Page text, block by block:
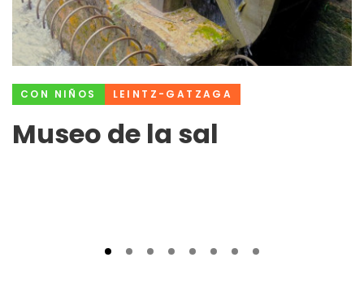
CON NIÑOS LEINTZ-GATZAGA
Museo de la sal